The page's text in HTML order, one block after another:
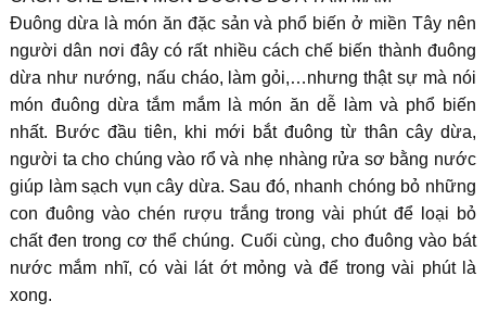
Đuông dừa là món ăn đặc sản và phổ biến ở miền Tây nên
người dân nơi đây có rất nhiều cách chế biến thành đuông
dừa như nướng, nấu cháo, làm gỏi,…nhưng thật sự mà nói
món đuông dừa tắm mắm là món ăn dễ làm và phổ biến
nhất. Bước đầu tiên, khi mới bắt đuông từ thân cây dừa,
người ta cho chúng vào rổ và nhẹ nhàng rửa sơ bằng nước
giúp làm sạch vụn cây dừa. Sau đó, nhanh chóng bỏ những
con đuông vào chén rượu trắng trong vài phút để loại bỏ
chất đen trong cơ thể chúng. Cuối cùng, cho đuông vào bát
nước mắm nhĩ, có vài lát ớt mỏng và để trong vài phút là
xong.